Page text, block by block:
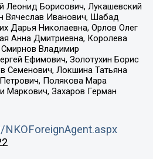
Леонид Борисович, Лукашевский
Вячеслав Иванович, Шабад
Дарья Николаевна, Орлов Олег
Анна Дмитриевна, Королева
Смирнов Владимир
Ефимович, Золотухин Борис
Семенович, Локшина Татьяна
Полякова Мара
Маркович, Захаров Герман